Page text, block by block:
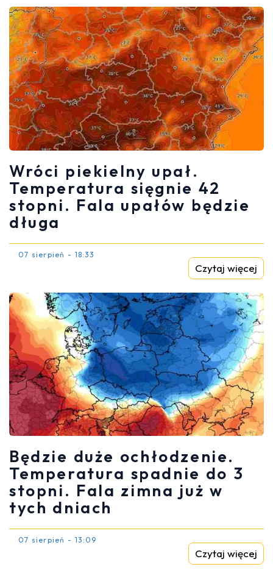
Wróci piekielny upał.
Temperatura sięgnie 42
stopni. Fala upałów będzie
długa
07 sierpień - 18:33
Czytaj więcej
Będzie duże ochłodzenie.
Temperatura spadnie do 3
stopni. Fala zimna już w
tych dniach
07 sierpień - 13:09
Czytaj więcej